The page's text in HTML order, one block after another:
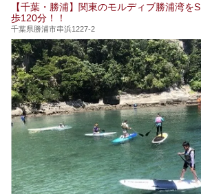
【千葉・勝浦】関東のモルディブ勝浦湾を
歩120分！！
千葉県勝浦市串浜1227-2